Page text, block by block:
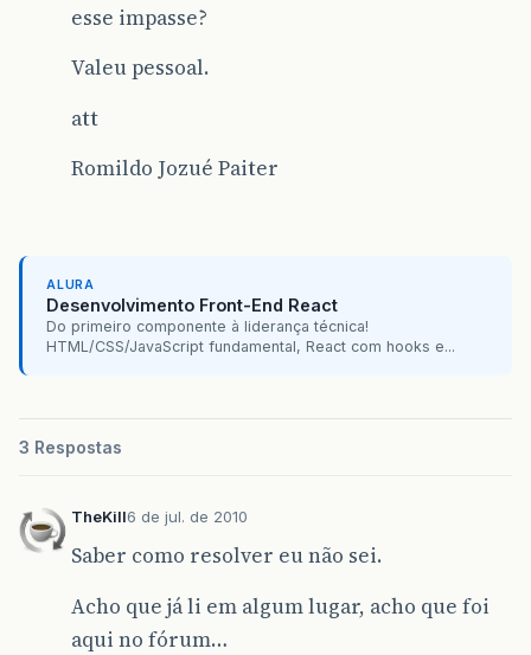
esse impasse?
Valeu pessoal.
att
Romildo Jozué Paiter
ALURA
Desenvolvimento Front-End React
Do primeiro componente à liderança técnica!
HTML/CSS/JavaScript fundamental, React com hooks e...
3 Respostas
TheKill6 de jul. de 2010
Saber como resolver eu não sei.
Acho que já li em algum lugar, acho que foi
aqui no fórum…